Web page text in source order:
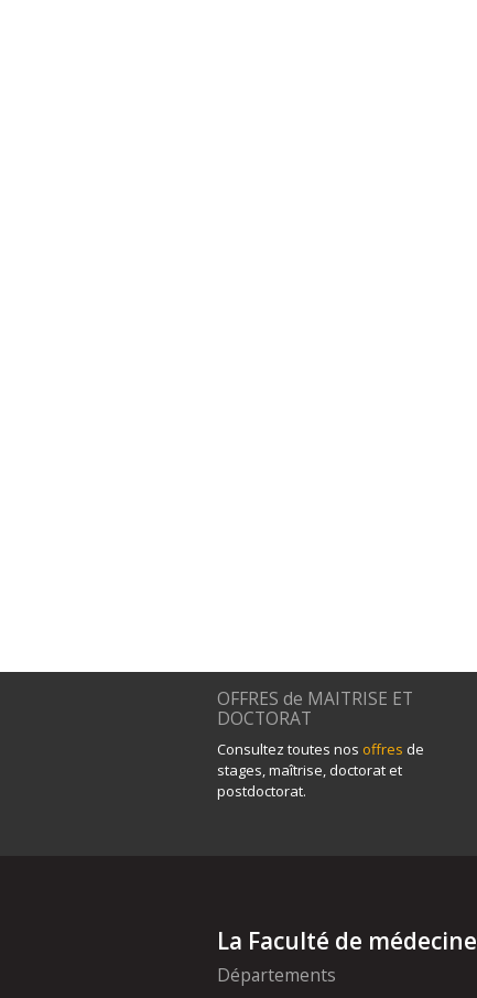
OFFRES de MAITRISE ET
DOCTORAT
Consultez toutes nos offres de
stages, maîtrise, doctorat et
postdoctorat.
La Faculté de médecine
Départements